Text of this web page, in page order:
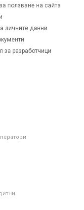
ползване на сайта
личните данни
за разработчици